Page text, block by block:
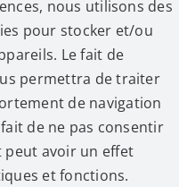
nous utilisons des
pour stocker et/ou
Le fait de
permettra de traiter
de navigation
de ne pas consentir
avoir un effet
et fonctions.